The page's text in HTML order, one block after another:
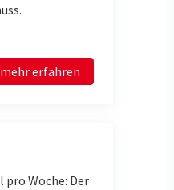
erfahren
Woche: Der